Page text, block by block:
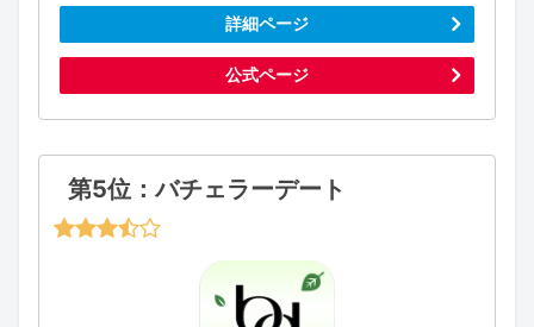
詳細ページ
公式ページ
第5位：バチェラーデート